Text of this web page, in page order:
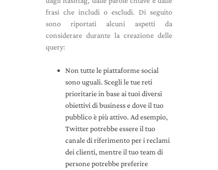
frasi che includi o escludi. Di seguito
sono riportati alcuni aspetti da
considerare durante la creazione delle
query:
Non tutte le piattaforme social
sono uguali. Scegli le tue reti
prioritarie in base ai tuoi diversi
obiettivi di business e dove il tuo
pubblico è più attivo. Ad esempio,
Twitter potrebbe essere il tuo
canale di riferimento per i reclami
dei clienti, mentre il tuo team di
persone potrebbe preferire